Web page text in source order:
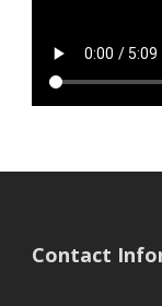
Contact